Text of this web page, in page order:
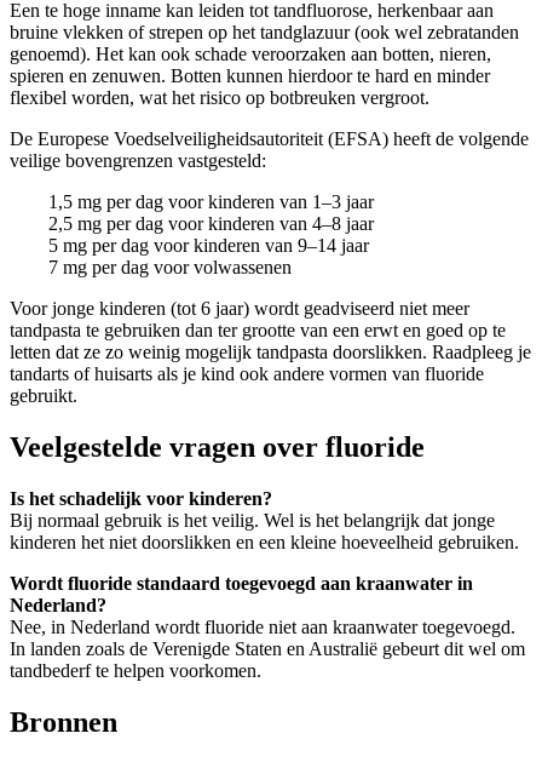
Een te hoge inname kan leiden tot tandfluorose, herkenbaar aan
bruine vlekken of strepen op het tandglazuur (ook wel zebratanden
genoemd). Het kan ook schade veroorzaken aan botten, nieren,
spieren en zenuwen. Botten kunnen hierdoor te hard en minder
flexibel worden, wat het risico op botbreuken vergroot.
De Europese Voedselveiligheidsautoriteit (EFSA) heeft de volgende
veilige bovengrenzen vastgesteld:
1,5 mg per dag voor kinderen van 1–3 jaar
2,5 mg per dag voor kinderen van 4–8 jaar
5 mg per dag voor kinderen van 9–14 jaar
7 mg per dag voor volwassenen
Voor jonge kinderen (tot 6 jaar) wordt geadviseerd niet meer
tandpasta te gebruiken dan ter grootte van een erwt en goed op te
letten dat ze zo weinig mogelijk tandpasta doorslikken. Raadpleeg je
tandarts of huisarts als je kind ook andere vormen van fluoride
gebruikt.
Veelgestelde vragen over fluoride
Is het schadelijk voor kinderen?
Bij normaal gebruik is het veilig. Wel is het belangrijk dat jonge
kinderen het niet doorslikken en een kleine hoeveelheid gebruiken.
Wordt fluoride standaard toegevoegd aan kraanwater in
Nederland?
Nee, in Nederland wordt fluoride niet aan kraanwater toegevoegd.
In landen zoals de Verenigde Staten en Australië gebeurt dit wel om
tandbederf te helpen voorkomen.
Bronnen